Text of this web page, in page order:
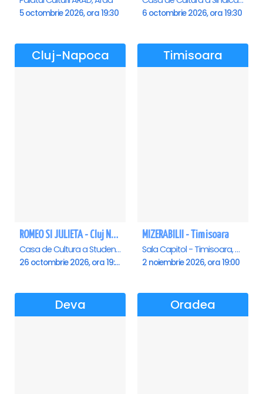
5 octombrie 2026, ora 19:30 6 octombrie 2026, ora 19:30
Cluj-Napoca
ROMEO SI JULIETA - Cluj Napoca
Casa de Cultura a Studentilor Dumitru Farcas, Cluj-Napoca
26 octombrie 2026, ora 19:00
Timisoara
MIZERABILII - Timisoara
Sala Capitol - Timisoara, Timisoara
2 noiembrie 2026, ora 19:00
Deva Oradea